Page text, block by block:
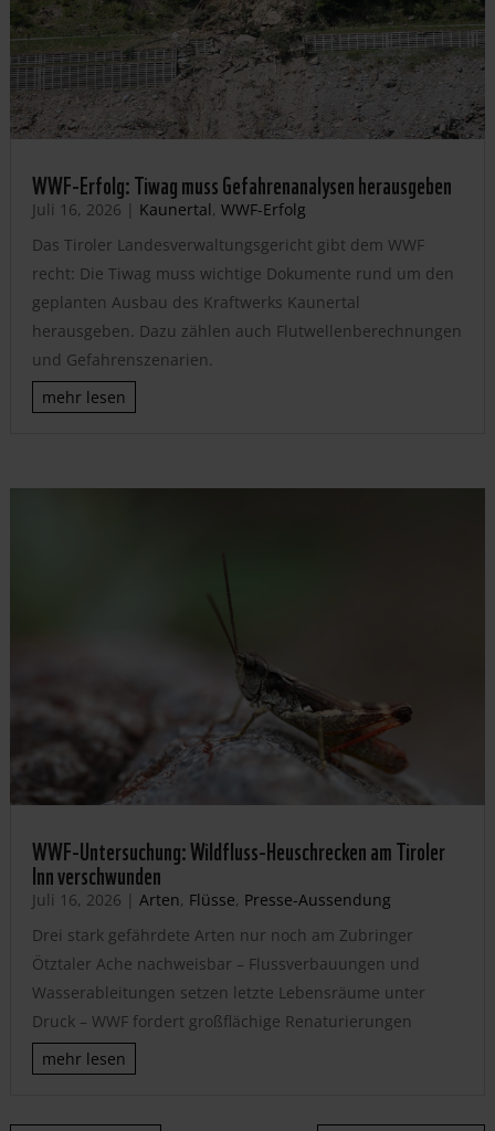
WWF-Erfolg: Tiwag muss Gefahrenanalysen herausgeben
Juli 16, 2026 | Kaunertal, WWF-Erfolg
Das Tiroler Landesverwaltungsgericht gibt dem WWF
recht: Die Tiwag muss wichtige Dokumente rund um den
geplanten Ausbau des Kraftwerks Kaunertal
herausgeben. Dazu zählen auch Flutwellenberechnungen
und Gefahrenszenarien.
mehr lesen
WWF-Untersuchung: Wildfluss-Heuschrecken am Tiroler
Inn verschwunden
Juli 16, 2026 | Arten, Flüsse, Presse-Aussendung
Drei stark gefährdete Arten nur noch am Zubringer
Ötztaler Ache nachweisbar – Flussverbauungen und
Wasserableitungen setzen letzte Lebensräume unter
Druck – WWF fordert großflächige Renaturierungen
mehr lesen